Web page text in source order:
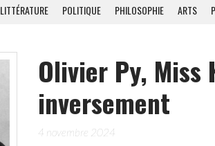
LITTÉRATURE POLITIQUE PHILOSOPHIE ARTS
Olivier Py, Miss
inversement
4 novembre 2024